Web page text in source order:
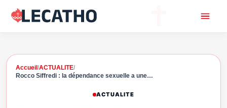
Accueil /ACTUALITE/
Rocco Siffredi : la dépendance sexuelle a une…
ACTUALITE